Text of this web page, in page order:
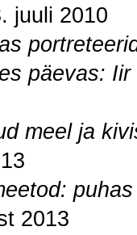
juuli 2010
päevas: Iir
meel ja
2013